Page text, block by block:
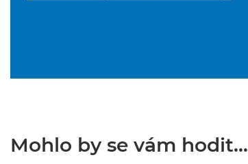
Mohlo by se vám hodit...